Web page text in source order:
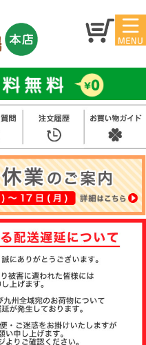
マイ
ジ
お名
前シ
ール
アイ
ロン
シー
ル
お買
い得
セッ
ト
スタ
ンプ
その
他
注文履歴